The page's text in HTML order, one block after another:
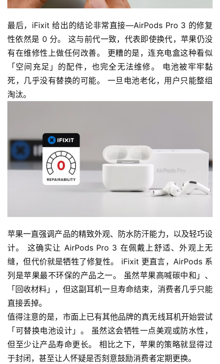
最后，iFixit 给出的结论非常直接—AirPods Pro 3 的修复
性依然是 0 分。 这与前代一致，代表即使换代，苹果仍没
有在维修性上做任何改善。 更糟的是，连充电盒这种看似
「空间充足」的配件，也完全无法维修。 电池被牢牢黏
死，几乎没有替换的可能。 一旦电池老化，用户只能整组
淘汰。
苹果一直强调产品的精致外观、防水防汗能力，以及轻巧设
计。 这确实让 AirPods Pro 3 在佩戴上舒适、外观上无
缝，但代价就是牺牲了修复性。 iFixit 更直言，AirPods 系
列是苹果最不环保的产品之一。 虽然苹果高喊碳中和」、
「回收材料」，但这副耳机一旦寿命结束，消费者几乎只能
直接丢掉。
值得注意的是，市面上已有其他品牌的真无线耳机开始尝试
「可替换电池设计」。 虽然这会牺牲一点美观或防水性，
但至少让产品寿命更长。 相比之下，苹果的策略就显得过
于封闭，甚至让人怀疑是否刻意鼓励消费者定期更换。